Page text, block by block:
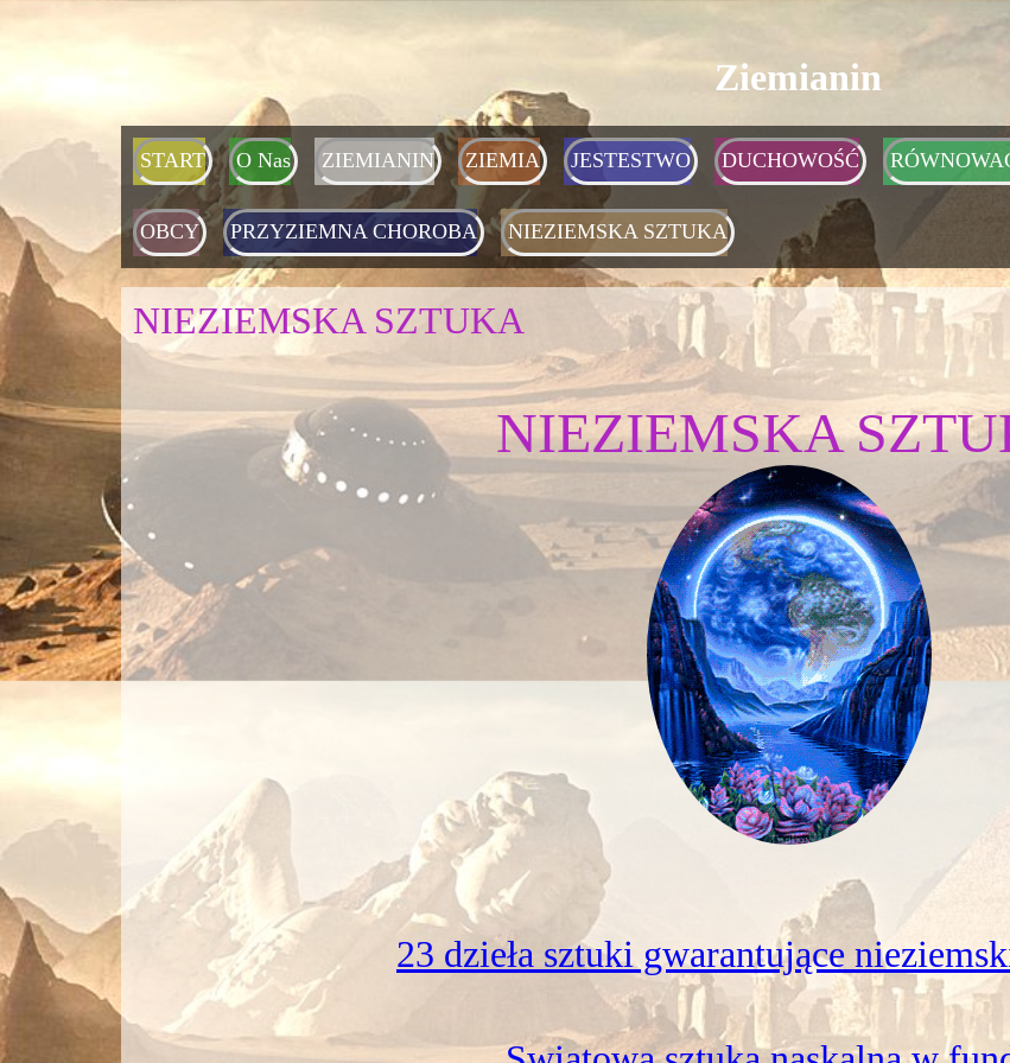
Ziemianin
START O Nas ZIEMIANIN ZIEMIA JESTESTWO DUCHOWOŚĆ
OBCY PRZYZIEMNA CHOROBA NIEZIEMSKA SZTUKA
NIEZIEMSKA SZTUKA
NIEZIEMSKA
23 dzieła sztuki gwarantujące